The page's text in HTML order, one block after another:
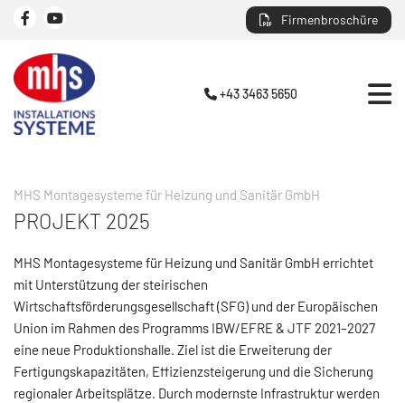
Firmenbroschüre
 +43 3463 5650
MHS Montagesysteme für Heizung und Sanitär GmbH
PROJEKT 2025
MHS Montagesysteme für Heizung und Sanitär GmbH errichtet
mit Unterstützung der steirischen
Wirtschaftsförderungsgesellschaft (SFG) und der Europäischen
Union im Rahmen des Programms IBW/EFRE & JTF 2021–2027
eine neue Produktionshalle. Ziel ist die Erweiterung der
Fertigungskapazitäten, Effizienzsteigerung und die Sicherung
regionaler Arbeitsplätze. Durch modernste Infrastruktur werden